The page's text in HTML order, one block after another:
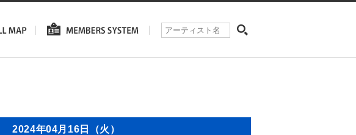
2024年04月16日（火）